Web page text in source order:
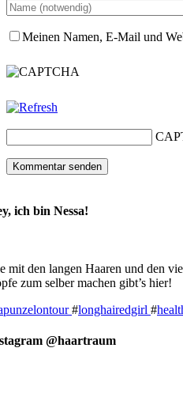
Meinen Namen, E-Mail und
ich bin Nessa!
mit den langen Haaren und den
zum selber machen gibt’s hier!
#longhairedgirl #
@haartraum